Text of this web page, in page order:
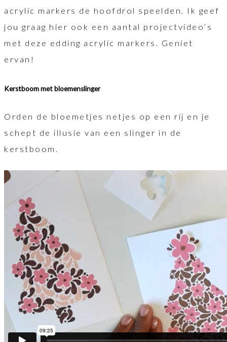
acrylic markers de hoofdrol speelden. Ik geef
jou graag hier ook een aantal projectvideo’s
met deze edding acrylic markers. Geniet
ervan!
Kerstboom met bloemenslinger
Orden de bloemetjes netjes op een rij en je
schept de illusie van een slinger in de
kerstboom.